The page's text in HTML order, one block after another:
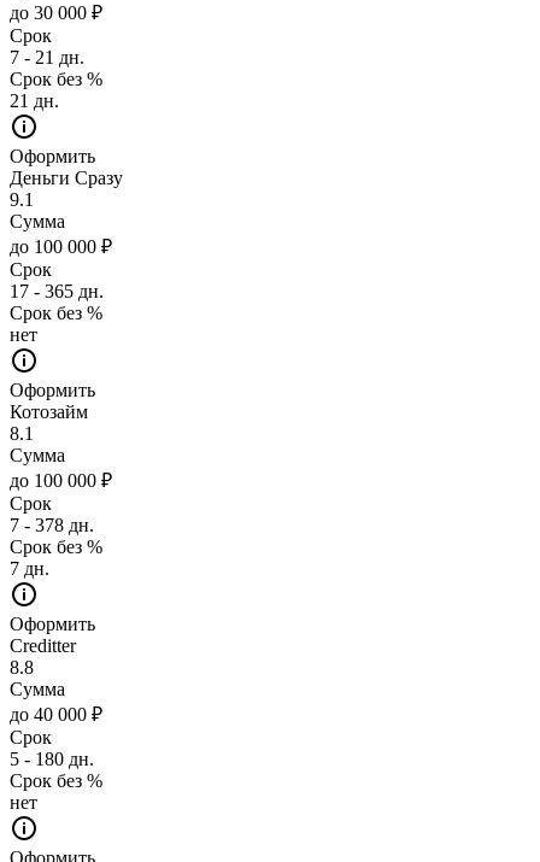
до 30 000 ₽
Срок
7 - 21 дн.
Срок без %
21 дн.
Оформить
Деньги Сразу
9.1
Сумма
до 100 000 ₽
Срок
17 - 365 дн.
Срок без %
нет
Оформить
Котозайм
8.1
Сумма
до 100 000 ₽
Срок
7 - 378 дн.
Срок без %
7 дн.
Оформить
Creditter
8.8
Сумма
до 40 000 ₽
Срок
5 - 180 дн.
Срок без %
нет
Оформить